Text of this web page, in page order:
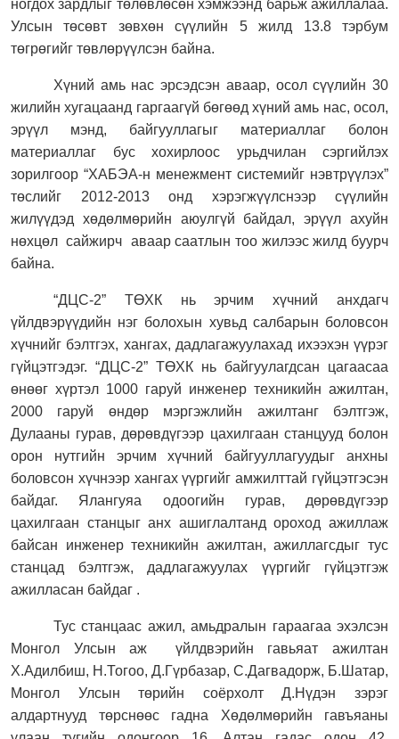
ногдох зардлыг төлөвлөсөн хэмжээнд барьж ажиллалаа.
Улсын төсөвт зөвхөн сүүлийн 5 жилд 13.8 тэрбум
төгрөгийг төвлөрүүлсэн байна.
Хүний амь нас эрсэдсэн аваар, осолсүүлийн 30
жилийн хугацаанд гаргаагүй бөгөөд хүний амь нас, осол,
эрүүл мэнд, байгууллагыг материаллаг болон
материаллаг бус хохирлоос урьдчилан сэргийлэх
зорилгоор “ХАБЭА-н менежмент системийг нэвтрүүлэх”
төслийг 2012-2013 онд хэрэгжүүлснээр сүүлийн
жилүүдэд хөдөлмөрийн аюулгүй байдал, эрүүл ахуйн
нөхцөл сайжирч аваар саатлын тоо жилээс жилд буурч
байна.
“ДЦС-2” ТӨХК нь эрчим хүчний анхдагч
үйлдвэрүүдийн нэг болохын хувьд салбарын боловсон
хүчнийг бэлтгэх, хангах, дадлагажуулахад ихээхэн үүрэг
гүйцэтгэдэг. “ДЦС-2” ТӨХК нь байгуулагдсан цагаасаа
өнөөг хүртэл 1000 гаруй инженер техникийн ажилтан,
2000 гаруй өндөр мэргэжлийн ажилтанг бэлтгэж,
Дулааны гурав, дөрөвдүгээр цахилгаан станцууд болон
орон нутгийн эрчим хүчний байгууллагуудыг анхны
боловсон хүчнээр хангах үүргийг амжилттай гүйцэтгэсэн
байдаг. Ялангуяа одоогийн гурав, дөрөвдүгээр
цахилгаан станцыг анх ашиглалтанд ороход ажиллаж
байсан инженер техникийн ажилтан, ажиллагсдыг тус
станцад бэлтгэж, дадлагажуулах үүргийг гүйцэтгэж
ажилласан байдаг .
Тус станцаас ажил, амьдралын гараагаа эхэлсэн
Монгол Улсын аж
үйлдвэрийн гавьяат ажилтан
Х.Адилбиш, Н.Тогоо, Д.Гүрбазар, С.Дагвадорж, Б.Шатар,
Монгол Улсын төрийн соёрхолт Д.Нүдэн зэрэг
алдартнууд төрснөөс гадна Хөдөлмөрийн гавъяаны